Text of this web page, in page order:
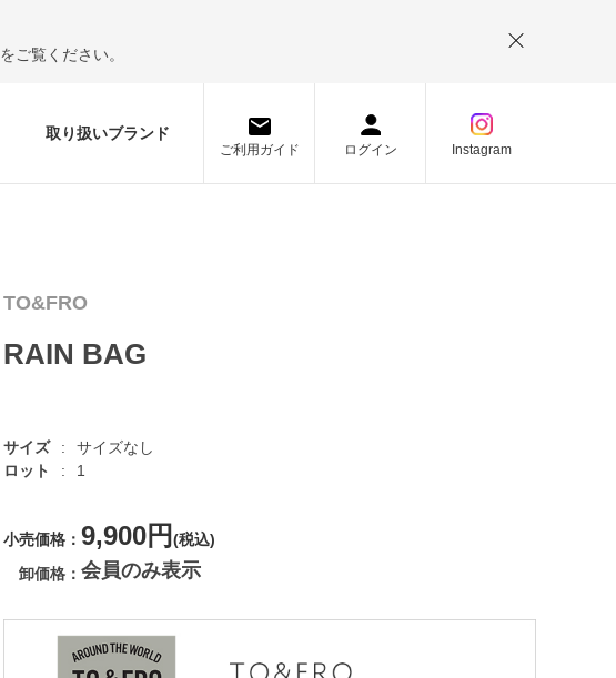
をご覧ください。
取り扱いブランド
ご利用ガイド ログイン Instagram
TO&FRO
RAIN BAG
サイズ
サイズなし
ロット
1
小売価格 9,900円 (税込)
卸価格
会員のみ表示